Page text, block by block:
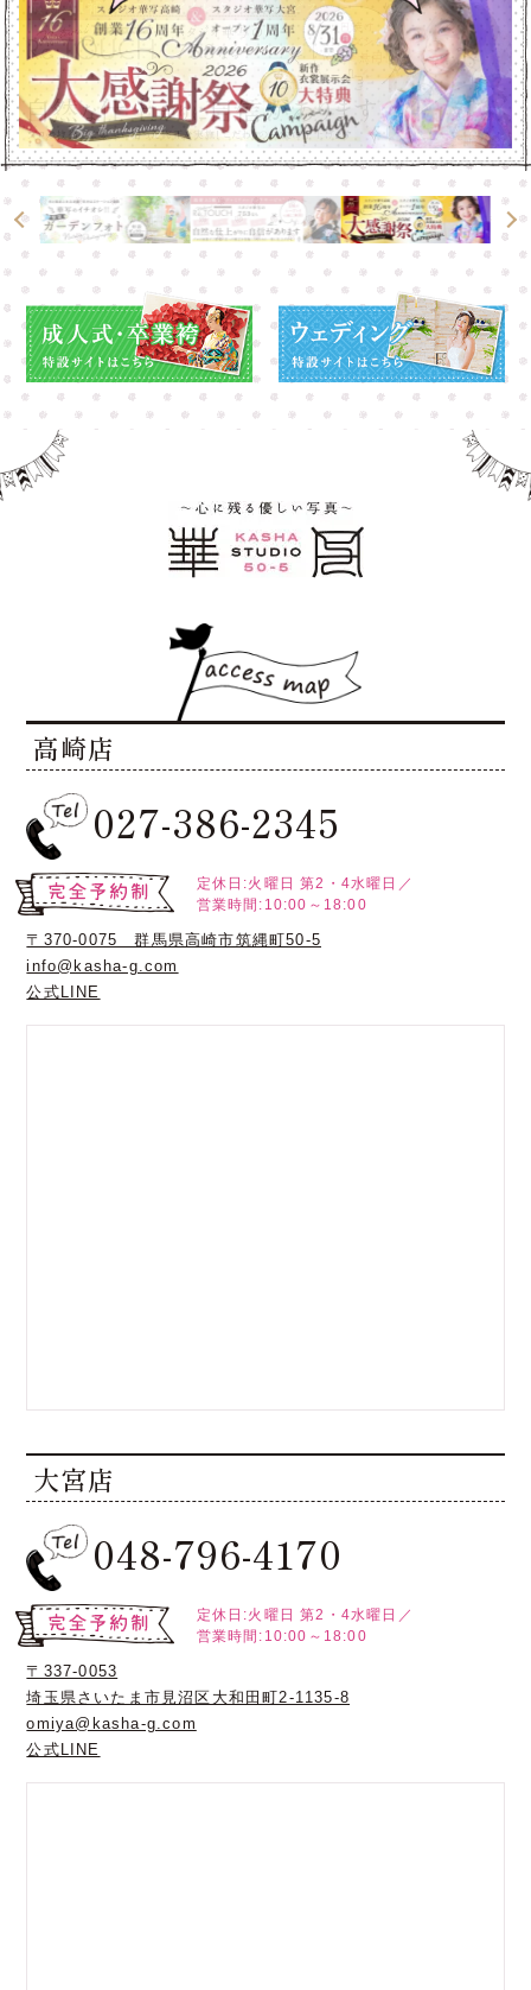
高崎店
027-386-2345
定休日:火曜日 第2・4水曜日／
営業時間:10:00～18:00
〒370-0075 群馬県高崎市筑縄町50-5
info@kasha-g.com
公式LINE
大宮店
048-796-4170
定休日:火曜日 第2・4水曜日／
営業時間:10:00～18:00
〒337-0053
埼玉県さいたま市見沼区大和田町2-1135-8
omiya@kasha-g.com
公式LINE
高崎店
大宮店
高崎店
大宮店